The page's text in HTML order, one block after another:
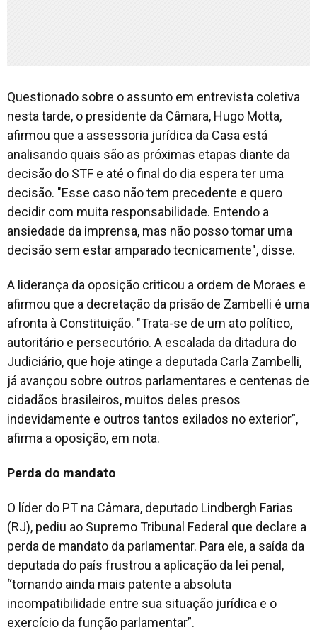
Questionado sobre o assunto em entrevista coletiva
nesta tarde, o presidente da Câmara, Hugo Motta,
afirmou que a assessoria jurídica da Casa está
analisando quais são as próximas etapas diante da
decisão do STF e até o final do dia espera ter uma
decisão. "Esse caso não tem precedente e quero
decidir com muita responsabilidade. Entendo a
ansiedade da imprensa, mas não posso tomar uma
decisão sem estar amparado tecnicamente", disse.
A liderança da oposição criticou a ordem de Moraes e
afirmou que a decretação da prisão de Zambelli é uma
afronta à Constituição. "Trata-se de um ato político,
autoritário e persecutório. A escalada da ditadura do
Judiciário, que hoje atinge a deputada Carla Zambelli,
já avançou sobre outros parlamentares e centenas de
cidadãos brasileiros, muitos deles presos
indevidamente e outros tantos exilados no exterior”,
afirma a oposição, em nota.
Perda do mandato
O líder do PT na Câmara, deputado Lindbergh Farias
(RJ), pediu ao Supremo Tribunal Federal que declare a
perda de mandato da parlamentar. Para ele, a saída da
deputada do país frustrou a aplicação da lei penal,
“tornando ainda mais patente a absoluta
incompatibilidade entre sua situação jurídica e o
exercício da função parlamentar”.